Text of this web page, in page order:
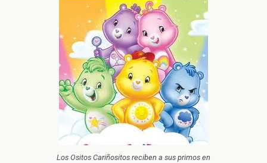
Los Ositos Cariñositos reciben a sus primos en